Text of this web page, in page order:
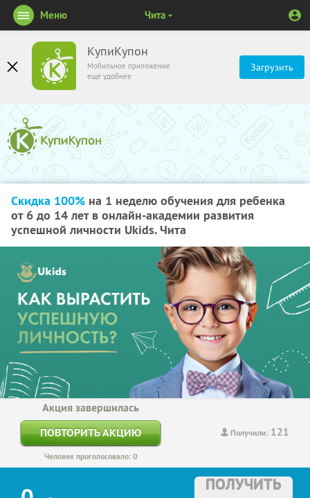
КупиКупон
Мобильное приложение
ещё удобнее
Загрузить
Меню Чита
Скидка 100% на 1 неделю обучения для ребенка
от 6 до 14 лет в онлайн-академии развития
успешной личности Ukids. Чита
Получили: 121
Акция завершилась
ПОВТОРИТЬ АКЦИЮ
Человек проголосовало: 0
ПОЛУЧИТЬ